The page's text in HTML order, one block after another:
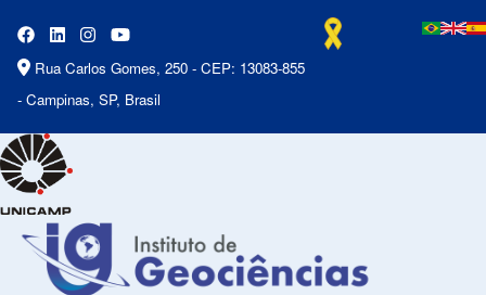
Rua Carlos Gomes, 250 - CEP: 13083-855
- Campinas, SP, Brasil